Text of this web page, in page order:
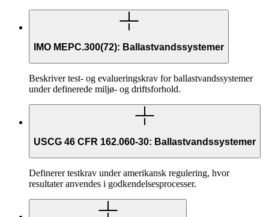
IMO MEPC.300(72): Ballastvandssystemer
Beskriver test- og evalueringskrav for ballastvandssystemer
under definerede miljø- og driftsforhold.
USCG 46 CFR 162.060-30: Ballastvandssystemer
Definerer testkrav under amerikansk regulering, hvor
resultater anvendes i godkendelsesprocesser.